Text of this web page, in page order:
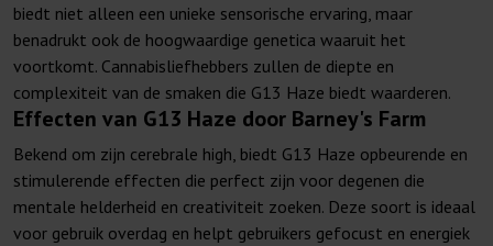
biedt niet alleen een unieke sensorische ervaring, maar
benadrukt ook de hoogwaardige genetica waaruit het
voortkomt. Cannabisliefhebbers zullen de diepte en
complexiteit van de smaken die G13 Haze biedt waarderen.
Effecten van G13 Haze door Barney's Farm
Bekend om zijn cerebrale high, biedt G13 Haze opbeurende en
stimulerende effecten die perfect zijn voor degenen die
mentale helderheid en creativiteit zoeken. Deze soort is ideaal
voor gebruik overdag en helpt gebruikers gefocust en energiek